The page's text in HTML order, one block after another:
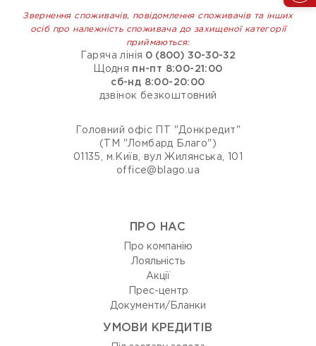
Звернення споживачів, повідомлення споживачів та інших
осіб про належність споживача до захищеної категорії
приймаються:
Гаряча лінія 0 (800) 30-30-32
Щодня пн-пт 8:00-21:00
сб-нд 8:00-20:00
дзвінок безкоштовний
Головний офіс ПТ "Донкредит"
(ТМ "Ломбард Благо")
01135, м.Київ, вул Жилянська, 101
office@blago.ua
ПРО НАС
Про компанію
Лояльність
Акції
Прес-центр
Документи/Бланки
УМОВИ КРЕДИТІВ